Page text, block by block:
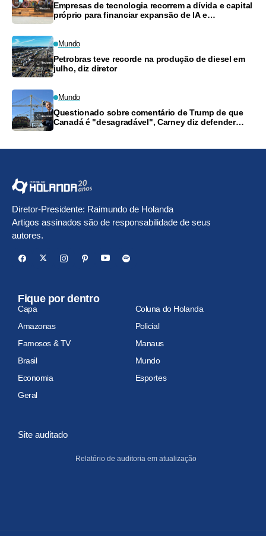
Empresas de tecnologia recorrem a dívida e capital
próprio para financiar expansão de IA e
Mundo
Petrobras teve recorde na produção de diesel em
julho, diz diretor
Mundo
Questionado sobre comentário de Trump de que
Canadá é "desagradável", Carney diz defender
Diretor-Presidente: Raimundo de Holanda
Artigos assinados são de responsabilidade de seus
autores.
Fique por dentro
Capa
Coluna do Holanda
Amazonas
Policial
Famosos & TV
Manaus
Brasil
Mundo
Economia
Esportes
Geral
Site auditado
Relatório de auditoria em atualização